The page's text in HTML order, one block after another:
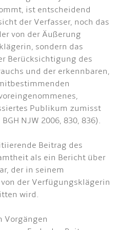
ist entscheidend
der Verfasser, noch das
von der Äußerung
sondern das
Berücksichtigung des
und der erkennbaren,
Publikum zumisst
NJW 2006, 830, 836).
Beitrag des
als ein Bericht über
der in seinem
der Verfügungsklägerin
wird.
Vorgängen